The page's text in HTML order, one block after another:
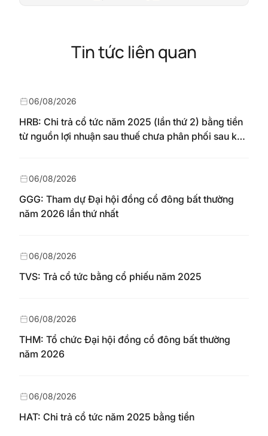
Tin tức liên quan
HRB: Chi trả cổ tức năm 2025 (lần thứ 2) bằng tiền
từ nguồn lợi nhuận sau thuế chưa phân phối sau khi
ngày 04/08/2026
06/08/2026
GGG: Tham dự Đại hội đồng cổ đông bất thường
năm 2026 lần thứ nhất
06/08/2026
TVS: Trả cổ tức bằng cổ phiếu năm 2025
06/08/2026
THM: Tổ chức Đại hội đồng cổ đông bất thường
năm 2026
06/08/2026
HAT: Chi trả cổ tức năm 2025 bằng tiền
06/08/2026